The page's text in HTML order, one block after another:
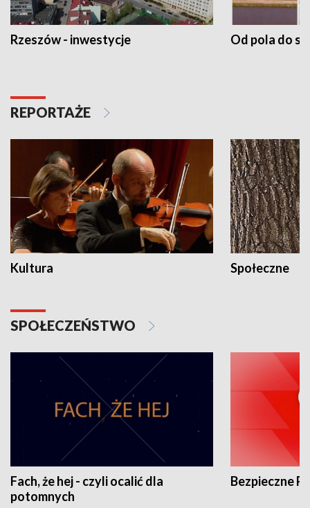
Rzeszów - inwestycje Od pola do
REPORTAŻE
Kultura Społeczne
SPOŁECZEŃSTWO
Fach, że hej - czyli ocalić dla
potomnych
Bezpieczne